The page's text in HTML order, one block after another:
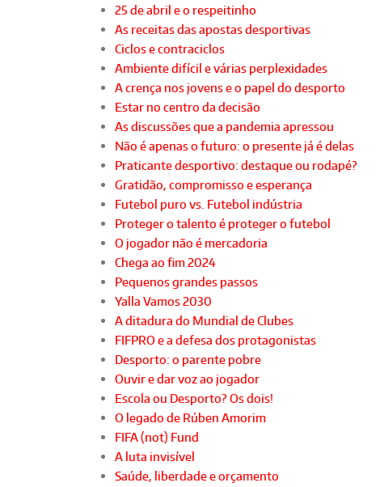
25 de abril e o respeitinho
As receitas das apostas desportivas
Ciclos e contraciclos
Ambiente difícil e várias perplexidades
A crença nos jovens e o papel do desporto
Estar no centro da decisão
As discussões que a pandemia apressou
Não é apenas o futuro: o presente já é delas
Praticante desportivo: destaque ou rodapé?
Gratidão, compromisso e esperança
Futebol puro vs. Futebol indústria
Proteger o talento é proteger o futebol
O jogador não é mercadoria
Chega ao fim 2024
Pequenos grandes passos
Yalla Vamos 2030
A ditadura do Mundial de Clubes
FIFPRO e a defesa dos protagonistas
Desporto: o parente pobre
Ouvir e dar voz ao jogador
Escola ou Desporto? Os dois!
O legado de Rúben Amorim
FIFA (not) Fund
A luta invisível
Saúde, liberdade e orçamento